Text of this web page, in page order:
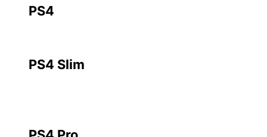
PS4
PS4 Slim